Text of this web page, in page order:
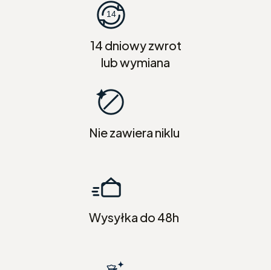
14 dniowy zwrot
lub wymiana
Nie zawiera niklu
Wysyłka do 48h